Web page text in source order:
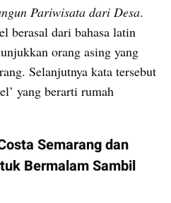
Pariwisata dari Desa.
berasal dari bahasa latin
orang asing yang
Selanjutnya kata tersebut
yang berarti rumah
Semarang dan
Bermalam Sambil